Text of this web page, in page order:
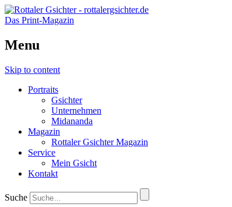
Das Print-Magazin
Menu
Skip to content
Portraits
Gsichter
Unternehmen
Midananda
Magazin
Rottaler Gsichter Magazin
Service
Mein Gsicht
Kontakt
Suche